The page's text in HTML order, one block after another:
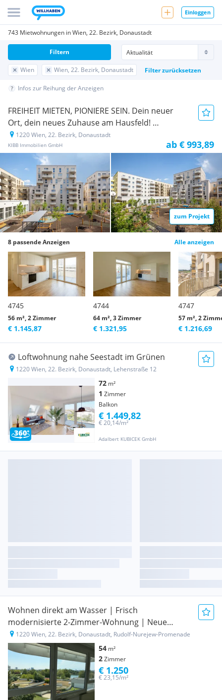
Einloggen
743 Mietwohnungen in Wien, 22. Bezirk, Donaustadt
Wien Wien, 22. Bezirk, Donaustadt Filter zurücksetzen
Filtern
Infos zur Reihung der Anzeigen
FREIHEIT MIETEN, PIONIERE SEIN. Dein neuer
Ort, dein neues Zuhause am Hausfeld!
Neubauprojekt
1220 Wien, 22. Bezirk, Donaustadt
KIBB Immobilien GmbH ab € 993,89
zum Projekt
8 passende Anzeigen Alle anzeigen
4745
56 m², 2 Zimmer
€ 1.145,87
4744
64 m², 3 Zimmer
€ 1.321,95
4747
57 m², 2
€ 1.216,69
Loftwohnung nahe Seestadt im Grünen
1220 Wien, 22. Bezirk, Donaustadt, Lehenstraße 12
72 m²
1 Zimmer
Balkon
Adalbert KUBICEK GmbH
€ 20,14/m²
€ 1.449,82
Wohnen direkt am Wasser | Frisch
modernisierte 2-Zimmer-Wohnung | Neue
Küche | U1 | UNO-City | € 1.250 inkl. BK
1220 Wien, 22. Bezirk, Donaustadt, Rudolf-Nurejew-Promenade
54 m²
2Zimmer
€ 23,15/m²
€ 1.250